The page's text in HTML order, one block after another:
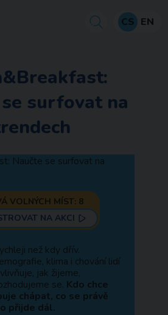
CS EN
surfovat na
NA AKCI
VOLNÝCH MÍST: 8
než kdy dřív.
klima i chování lidí
jak žijeme,
se. Kdo chce
chápat, co se právě
přijde dál.